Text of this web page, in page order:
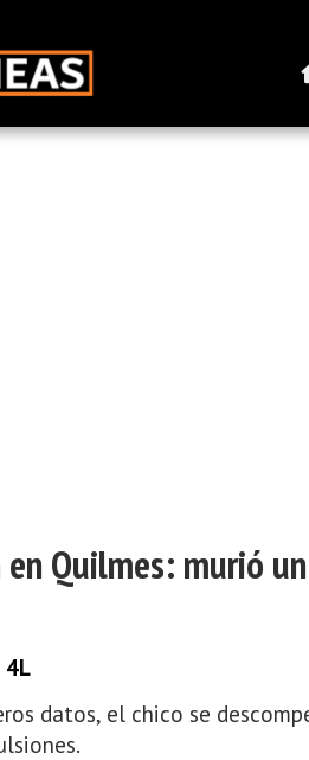
en Quilmes: murió
datos, el chico se
4L